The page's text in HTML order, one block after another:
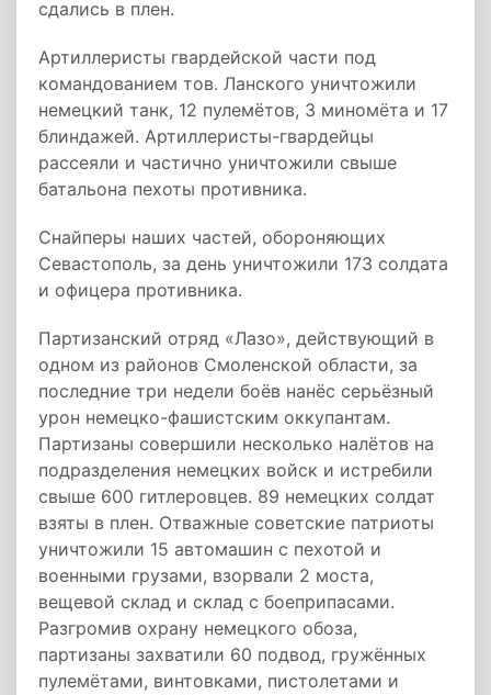
сдались в плен.
Артиллеристы гвардейской части под
командованием тов. Ланского уничтожили
немецкий танк, 12 пулемётов, 3 миномёта и 17
блиндажей. Артиллеристы-гвардейцы
рассеяли и частично уничтожили свыше
батальона пехоты противника.
Снайперы наших частей, обороняющих
Севастополь, за день уничтожили 173 солдата
и офицера противника.
Партизанский отряд «Лазо», действующий в
одном из районов Смоленской области, за
последние три недели боёв нанёс серьёзный
урон немецко-фашистским оккупантам.
Партизаны совершили несколько налётов на
подразделения немецких войск и истребили
свыше 600 гитлеровцев. 89 немецких солдат
взяты в плен. Отважные советские патриоты
уничтожили 15 автомашин с пехотой и
военными грузами, взорвали 2 моста,
вещевой склад и склад с боеприпасами.
Разгромив охрану немецкого обоза,
партизаны захватили 60 подвод, гружённых
пулемётами, винтовками, пистолетами и